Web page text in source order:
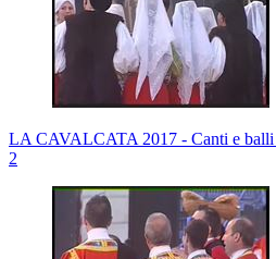
LA CAVALCATA 2017 - Canti e balli
2